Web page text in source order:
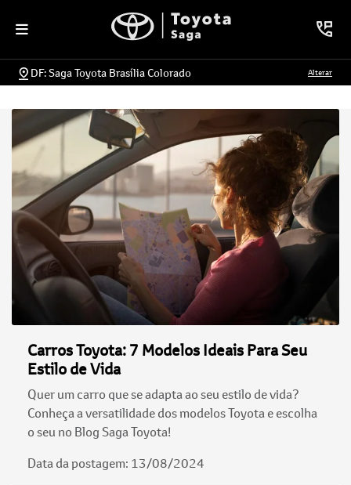
DF: Saga Toyota Brasília Colorado Alterar
Carros Toyota: 7 Modelos Ideais Para Seu
Estilo de Vida
Quer um carro que se adapta ao seu estilo de vida?
Conheça a versatilidade dos modelos Toyota e escolha
o seu no Blog Saga Toyota!
Data da postagem: 13/08/2024